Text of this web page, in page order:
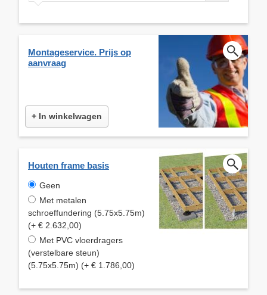
Montageservice. Prijs op
aanvraag
+ In winkelwagen
Houten frame basis
Geen
Met metalen
schroeffundering (5.75x5.75m)
(+ € 2.632,00)
Met PVC vloerdragers
(verstelbare steun)
(5.75x5.75m) (+ € 1.786,00)